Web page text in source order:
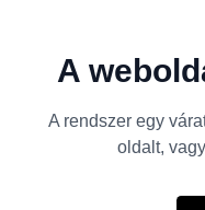
A
A rendszer egy
oldalt,